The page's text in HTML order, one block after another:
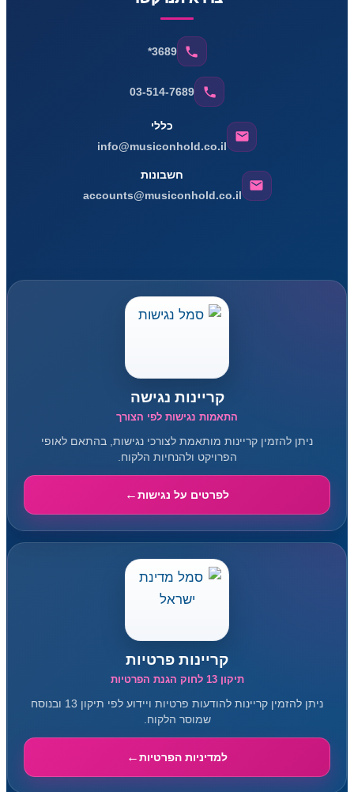
*3689
03-514-7689
כללי
info@musiconhold.co.il
חשבונות
accounts@musiconhold.co.il
קריינות נגישה
התאמות נגישות לפי הצורך
ניתן להזמין קריינות מותאמת לצורכי נגישות, בהתאם לאופי
הפרויקט ולהנחיות הלקוח.
לפרטים על נגישות
קריינות פרטיות
תיקון 13 לחוק הגנת הפרטיות
ניתן להזמין קריינות להודעות פרטיות ויידוע לפי תיקון 13 ובנוסח
שמוסר הלקוח.
למדיניות הפרטיות